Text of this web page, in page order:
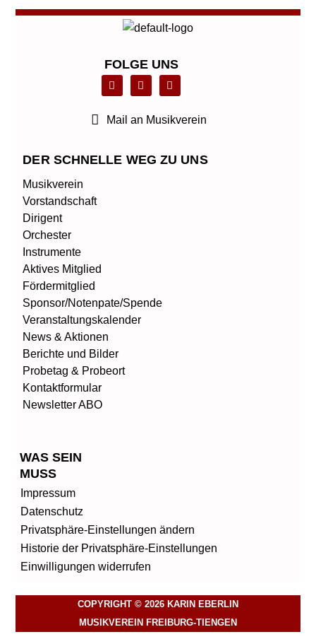
FOLGE UNS
F
a
c
b
o
L
i
n
d
T
w
i
t
e
Mail an Musikverein
DER SCHNELLE WEG ZU UNS
Musikverein
Vorstandschaft
Dirigent
Orchester
Instrumente
Aktives Mitglied
Fördermitglied
Sponsor/Notenpate/Spende
Veranstaltungskalender
News & Aktionen
Berichte und Bilder
Probetag & Probeort
Kontaktformular
Newsletter ABO
WAS SEIN
MUSS
Impressum
Datenschutz
Privatsphäre-Einstellungen ändern
Historie der Privatsphäre-Einstellungen
Einwilligungen widerrufen
COPYRIGHT © 2026 KARIN EBERLIN
MUSIKVEREIN FREIBURG-TIENGEN